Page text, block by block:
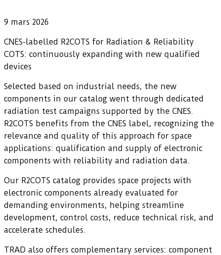
9 mars 2026
CNES-labelled R2COTS for Radiation & Reliability
COTS: continuously expanding with new qualified
devices
Selected based on industrial needs, the new
components in our catalog went through dedicated
radiation test campaigns supported by the CNES.
R2COTS benefits from the CNES label, recognizing the
relevance and quality of this approach for space
applications: qualification and supply of electronic
components with reliability and radiation data.
Our R2COTS catalog provides space projects with
electronic components already evaluated for
demanding environments, helping streamline
development, control costs, reduce technical risk, and
accelerate schedules.
TRAD also offers complementary services: component